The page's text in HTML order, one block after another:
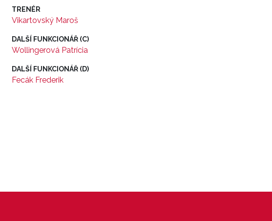
TRENÉR
Vikartovský Maroš
DALŠÍ FUNKCIONÁŘ (C)
Wollingerová Patrícia
DALŠÍ FUNKCIONÁŘ (D)
Fecák Frederik